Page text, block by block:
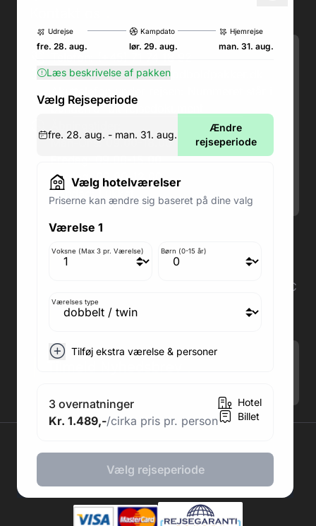
Udrejse
fre. 28. aug.
Kampdato
lør. 29. aug.
Hjemrejse
man. 31. aug.
Læs beskrivelse af pakken
Vælg Rejseperiode
fre. 28. aug. - man. 31. aug.
Ændre
rejseperiode
Vælg hotelværelser
Priserne kan ændre sig baseret på dine valg
Værelse 1
Voksne (Max 3 pr. Værelse) Børn (0-15 år)
Værelses type
Tilføj ekstra værelse & personer
3 overnatninger
Kr. 1.489,-/cirka pris pr. person
Hotel
Billet
Vælg rejseperiode
Email:kundeservice@fodboldpakker.dk
Akuttelefon under rejsen: Nummeret står i
bunden af dit rejsedokument
Man-Ons: 09.00-18.00
Lørdag: 09.00-12.00
Søndag: Lukket
Adresse butik: Fodboldpakker ApS Rosendal 1C
2860 Søborg
Medlem af rejsegarantifonden: 3350
Adresse kontor: Fodboldpakker ApS Rosendal 1C
2860 Søborg
CVR: 41967218